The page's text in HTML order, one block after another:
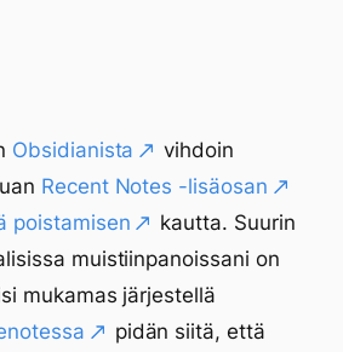
Obsidianista
vihdoin
Recent Notes -lisäosan
poistamisen
kautta. Suurin
muistiinpanoissani on
mukamas järjestellä
pidän siitä, että